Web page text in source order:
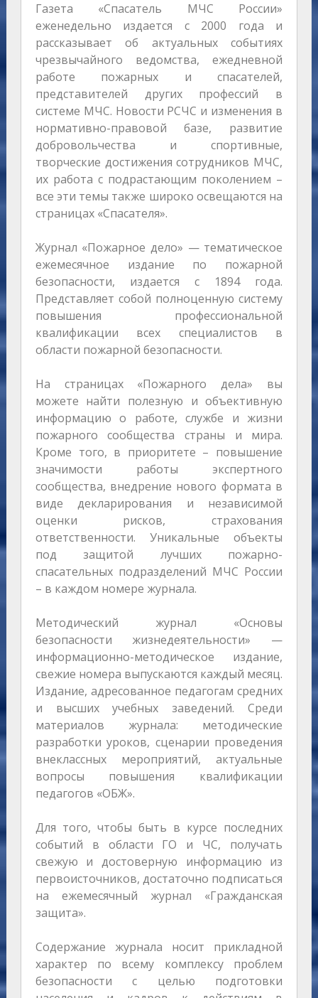
Газета «Спасатель МЧС России»
еженедельно издается с 2000 года и
рассказывает об актуальных событиях
чрезвычайного ведомства, ежедневной
работе пожарных и спасателей,
представителей других профессий в
системе МЧС. Новости РСЧС и изменения в
нормативно-правовой базе, развитие
добровольчества и спортивные,
творческие достижения сотрудников МЧС,
их работа с подрастающим поколением –
все эти темы также широко освещаются на
страницах «Спасателя».
Журнал «Пожарное дело» — тематическое
ежемесячное издание по пожарной
безопасности, издается с 1894 года.
Представляет собой полноценную систему
повышения профессиональной
квалификации всех специалистов в
области пожарной безопасности.
На страницах «Пожарного дела» вы
можете найти полезную и объективную
информацию о работе, службе и жизни
пожарного сообщества страны и мира.
Кроме того, в приоритете – повышение
значимости работы экспертного
сообщества, внедрение нового формата в
виде декларирования и независимой
оценки рисков, страхования
ответственности. Уникальные объекты
под защитой лучших пожарно-
спасательных подразделений МЧС России
– в каждом номере журнала.
Методический журнал «Основы
безопасности жизнедеятельности» —
информационно-методическое издание,
свежие номера выпускаются каждый месяц.
Издание, адресованное педагогам средних
и высших учебных заведений. Среди
материалов журнала: методические
разработки уроков, сценарии проведения
внеклассных мероприятий, актуальные
вопросы повышения квалификации
педагогов «ОБЖ».
Для того, чтобы быть в курсе последних
событий в области ГО и ЧС, получать
свежую и достоверную информацию из
первоисточников, достаточно подписаться
на ежемесячный журнал «Гражданская
защита».
Содержание журнала носит прикладной
характер по всему комплексу проблем
безопасности с целью подготовки